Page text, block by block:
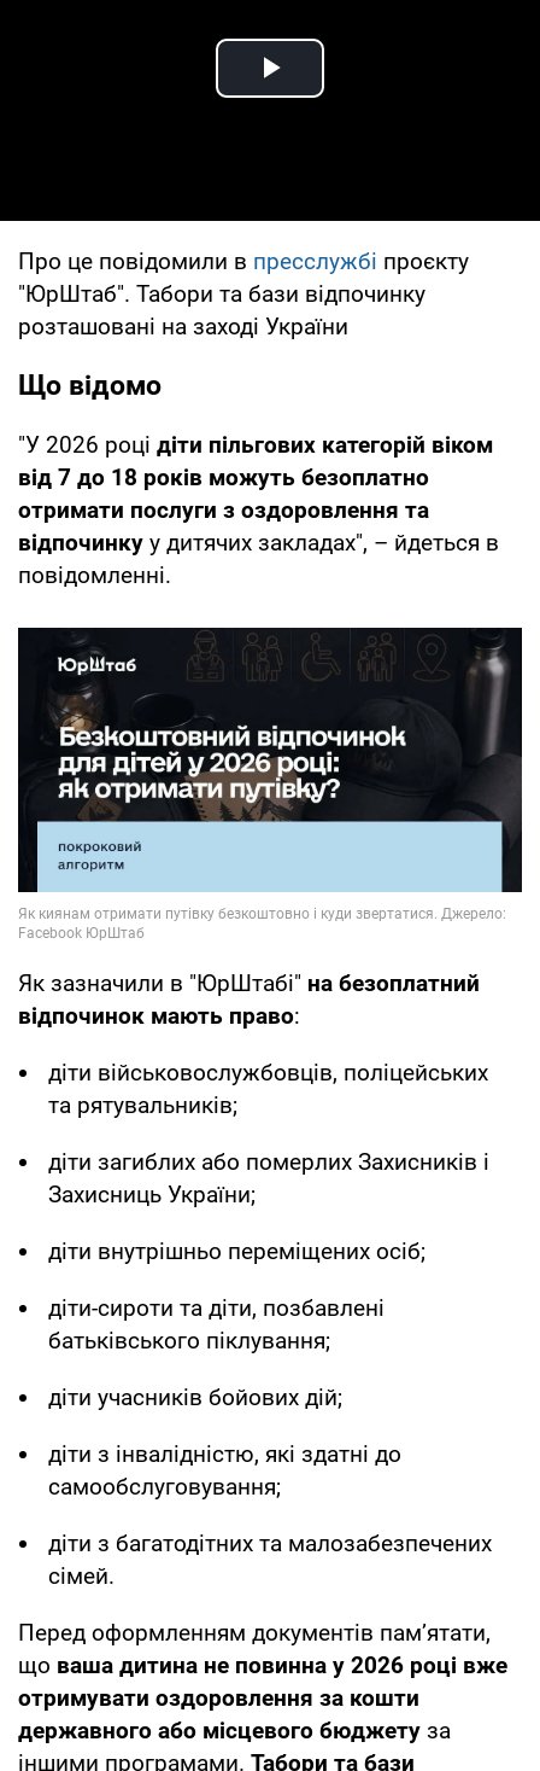
Play Video
Про це повідомили в пресслужбі проєкту
"ЮрШтаб". Табори та бази відпочинку
розташовані на заході України
Що відомо
"У 2026 році діти пільгових категорій віком
від 7 до 18 років можуть безоплатно
отримати послуги з оздоровлення та
відпочинку у дитячих закладах", – йдеться в
повідомленні.
Як зазначили в "ЮрШтабі" на безоплатний
відпочинок мають право:
діти військовослужбовців, поліцейських
та рятувальників;
діти загиблих або померлих Захисників і
Захисниць України;
діти внутрішньо переміщених осіб;
діти-сироти та діти, позбавлені
батьківського піклування;
діти учасників бойових дій;
діти з інвалідністю, які здатні до
самообслуговування;
діти з багатодітних та малозабезпечених
сімей.
Перед оформленням документів пам’ятати,
що ваша дитина не повинна у 2026 році вже
отримувати оздоровлення за кошти
державного або місцевого бюджету за
іншими програмами. Табори та бази